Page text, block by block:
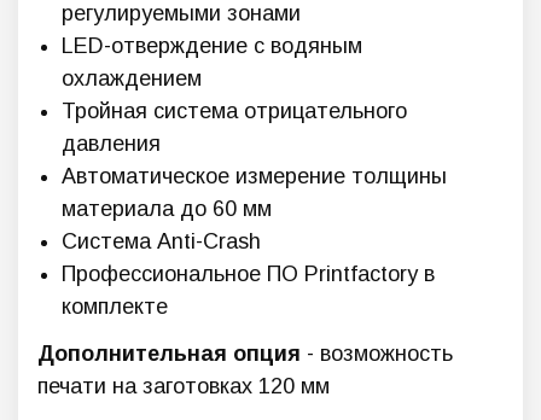
регулируемыми зонами
LED-отверждение с водяным
охлаждением
Тройная система отрицательного
давления
Автоматическое измерение толщины
материала до 60 мм
Система Anti-Crash
Профессиональное ПО Printfactory в
комплекте
Дополнительная опция - возможность
печати на заготовках 120 мм